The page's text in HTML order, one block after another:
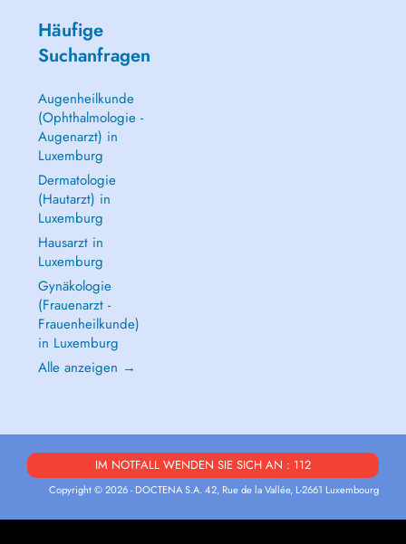
Häufige
Suchanfragen
Augenheilkunde
(Ophthalmologie -
Augenarzt) in
Luxemburg
Dermatologie
(Hautarzt) in
Luxemburg
Hausarzt in
Luxemburg
Gynäkologie
(Frauenarzt -
Frauenheilkunde)
in Luxemburg
Alle anzeigen →
IM NOTFALL WENDEN SIE SICH AN : 112
Copyright © 2026 - DOCTENA S.A. 42, Rue de la Vallée, L-2661 Luxembourg